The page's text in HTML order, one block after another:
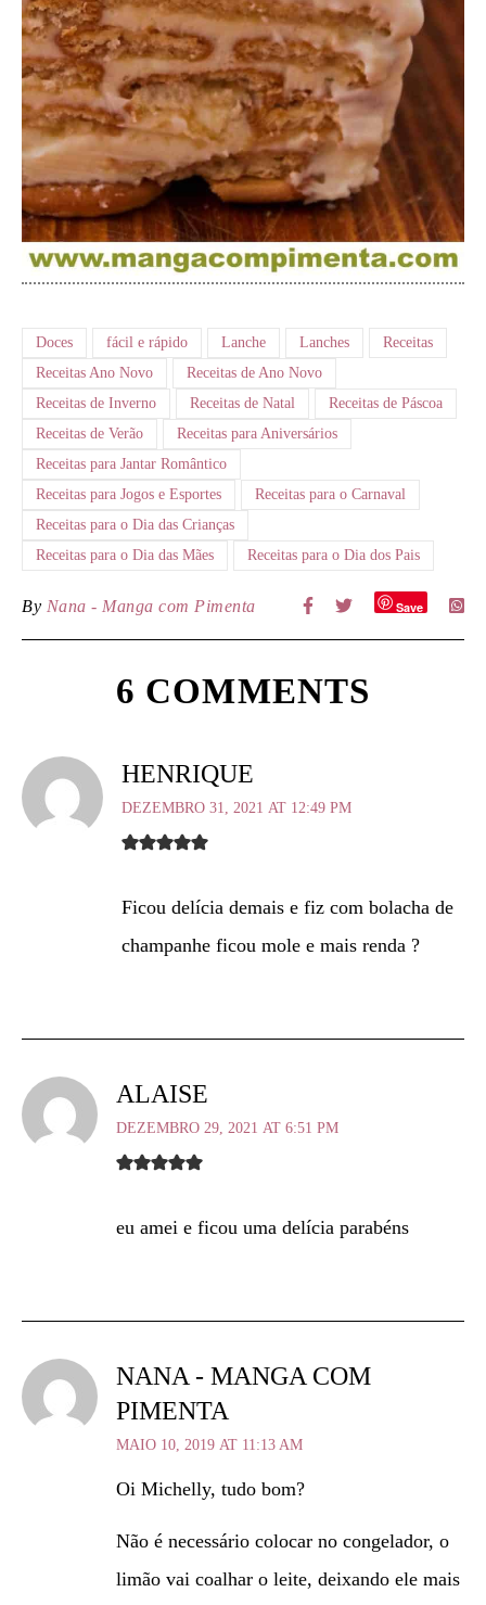
Doces fácil e rápido Lanche Lanches
Receitas
Receitas Ano Novo
Receitas de Ano Novo
Receitas de Inverno
Receitas de Natal
Receitas de Páscoa
Receitas de Verão
Receitas para Aniversários
Receitas para Jantar Romântico
Receitas para Jogos e Esportes
Receitas para o Carnaval
Receitas para o Dia das Crianças
Receitas para o Dia das Mães
Receitas para o Dia dos Pais
By Nana - Manga com Pimenta Save
6 COMMENTS
HENRIQUE
DEZEMBRO 31, 2021 AT 12:49 PM
Ficou delícia demais e fiz com bolacha de
champanhe ficou mole e mais renda ?
ALAISE
DEZEMBRO 29, 2021 AT 6:51 PM
eu amei e ficou uma delícia parabéns
NANA - MANGA COM
PIMENTA
MAIO 10, 2019 AT 11:13 AM
Oi Michelly, tudo bom?
Não é necessário colocar no congelador, o
limão vai coalhar o leite, deixando ele mais